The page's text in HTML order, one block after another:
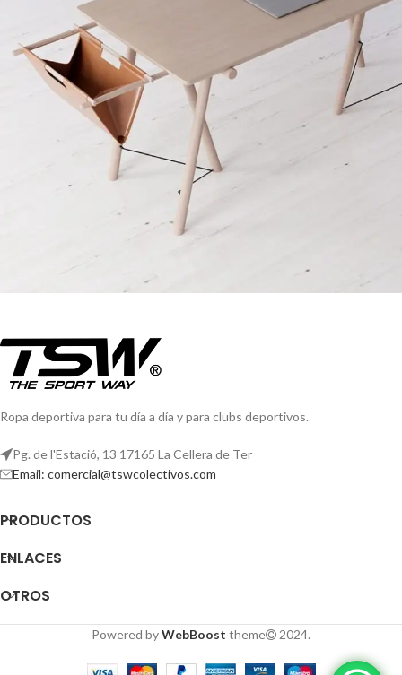
Decor
Et vestibulum quis a suspendisse
Ropa deportiva para tu día a día y para clubs deportivos.
Pg. de l'Estació, 13 17165 La Cellera de Ter
Email: comercial@tswcolectivos.com
PRODUCTOS
ENLACES
OTROS
Powered byWebBoost theme 2024.